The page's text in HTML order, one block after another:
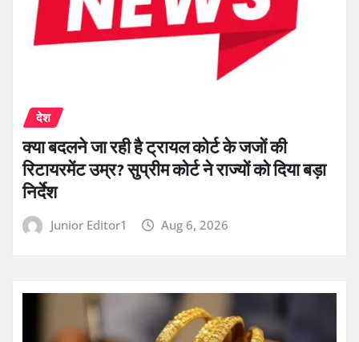
देश
क्या बदलने जा रही है ट्रायल कोर्ट के जजों की
रिटायरमेंट उम्र? सुप्रीम कोर्ट ने राज्यों को दिया बड़ा
निर्देश
Junior Editor1 Aug 6, 2026